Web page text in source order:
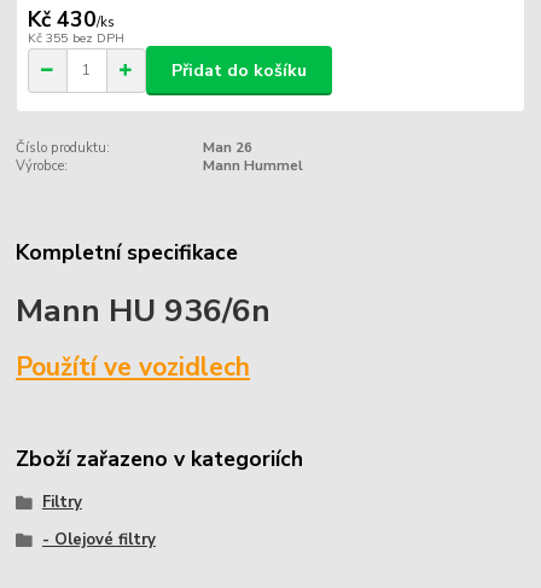
Kč 430/ks
Kč 355 bez DPH
Přidat do košíku
Číslo produktu:
Man 26
Výrobce:
Mann Hummel
Kompletní specifikace
Mann HU 936/6n
Použítí ve vozidlech
Zboží zařazeno v kategoriích
Filtry
- Olejové filtry